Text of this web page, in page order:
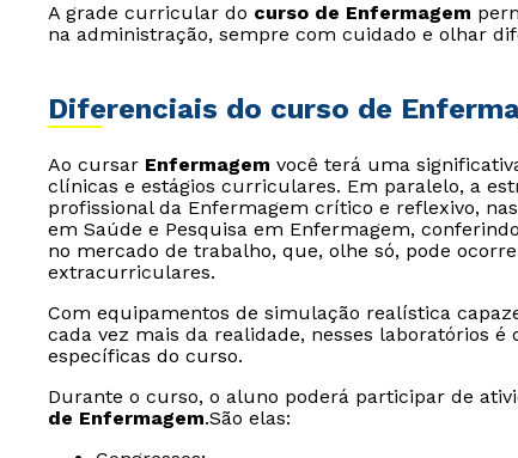
A grade curricular do curso de Enfermagem
na administração, sempre com cuidado e olhar
Diferenciais do curso de
Ao cursar Enfermagem você terá uma
clínicas e estágios curriculares. Em paralelo, a
profissional da Enfermagem crítico e reflexivo,
em Saúde e Pesquisa em Enfermagem,
no mercado de trabalho, que, olhe só, pode
extracurriculares.
Com equipamentos de simulação realística
cada vez mais da realidade, nesses laboratórios
específicas do curso.
Durante o curso, o aluno poderá participar de
de Enfermagem.São elas: